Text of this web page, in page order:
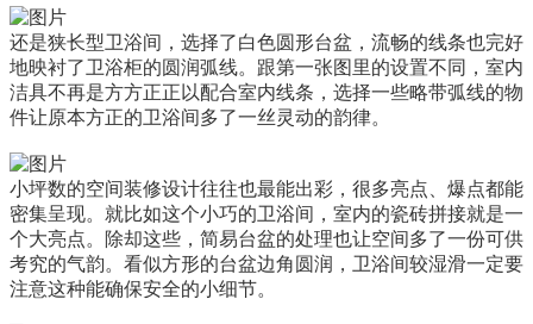
还是狭长型卫浴间，选择了白色圆形台盆，流畅的线条也完好
地映衬了卫浴柜的圆润弧线。跟第一张图里的设置不同，室内
洁具不再是方方正正以配合室内线条，选择一些略带弧线的物
件让原本方正的卫浴间多了一丝灵动的韵律。
小坪数的空间装修设计往往也最能出彩，很多亮点、爆点都能
密集呈现。就比如这个小巧的卫浴间，室内的瓷砖拼接就是一
个大亮点。除却这些，简易台盆的处理也让空间多了一份可供
考究的气韵。看似方形的台盆边角圆润，卫浴间较湿滑一定要
注意这种能确保安全的小细节。